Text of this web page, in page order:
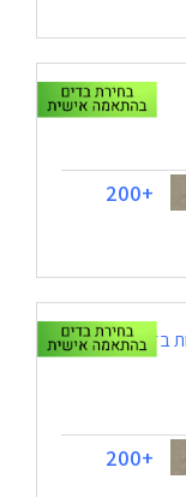
+200
+200